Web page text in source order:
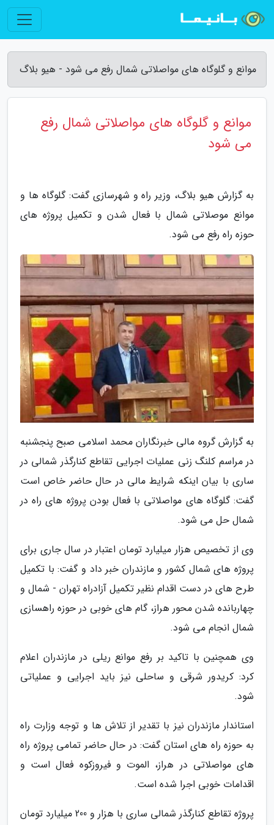
موانع و گلوگاه های مواصلاتی شمال رفع می شود - هیو بلاگ
موانع و گلوگاه های مواصلاتی شمال رفع
می شود
به گزارش هیو بلاگ، وزیر راه و شهرسازی گفت: گلوگاه ها و
موانع موصلاتی شمال با فعال شدن و تکمیل پروژه های
حوزه راه رفع می شود.
به گزارش گروه مالی خبرنگاران محمد اسلامی صبح پنجشنبه
در مراسم کلنگ زنی عملیات اجرایی تقاطع کنارگذر شمالی در
ساری با بیان اینکه شرایط مالی در حال حاضر خاص است
گفت: گلوگاه های مواصلاتی با فعال بودن پروژه های راه در
شمال حل می شود.
وی از تخصیص هزار میلیارد تومان اعتبار در سال جاری برای
پروژه های شمال کشور و مازندران خبر داد و گفت: با تکمیل
طرح های در دست اقدام نظیر تکمیل آزادراه تهران - شمال و
چهاربانده شدن محور هراز، گام های خوبی در حوزه راهسازی
شمال انجام می شود.
وی همچنین با تاکید بر رفع موانع ریلی در مازندران اعلام
کرد: کریدور شرقی و ساحلی نیز باید اجرایی و عملیاتی
شود.
استاندار مازندران نیز با تقدیر از تلاش ها و توجه وزارت راه
به حوزه راه های استان گفت: در حال حاضر تمامی پروژه راه
های مواصلاتی در هراز، الموت و فیروزکوه فعال است و
اقدامات خوبی اجرا شده است.
پروژه تقاطع کنارگذر شمالی ساری با هزار و 200 میلیارد تومان